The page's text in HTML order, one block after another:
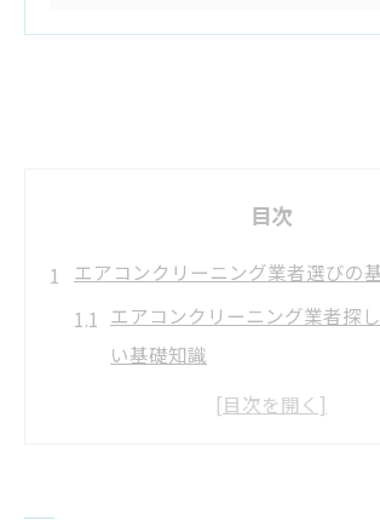
目次
エアコンクリーニング業者選びの
エアコンクリーニング業者探
い基礎知識
業者ごとのエアコンクリーニ